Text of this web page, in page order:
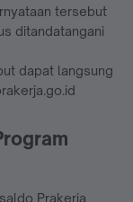
tersebut
ditandatangani
dapat langsung
Prakerja